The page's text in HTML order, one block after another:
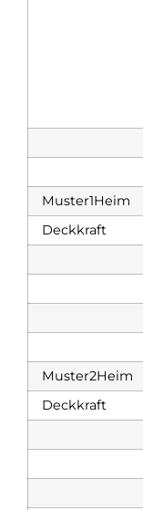
Muster1Heim
Deckkraft
Muster2Heim
Deckkraft